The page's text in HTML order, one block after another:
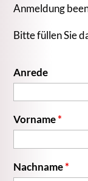
Anmeldung
Bitte füllen Sie
Anrede
Vorname*
Nachname*